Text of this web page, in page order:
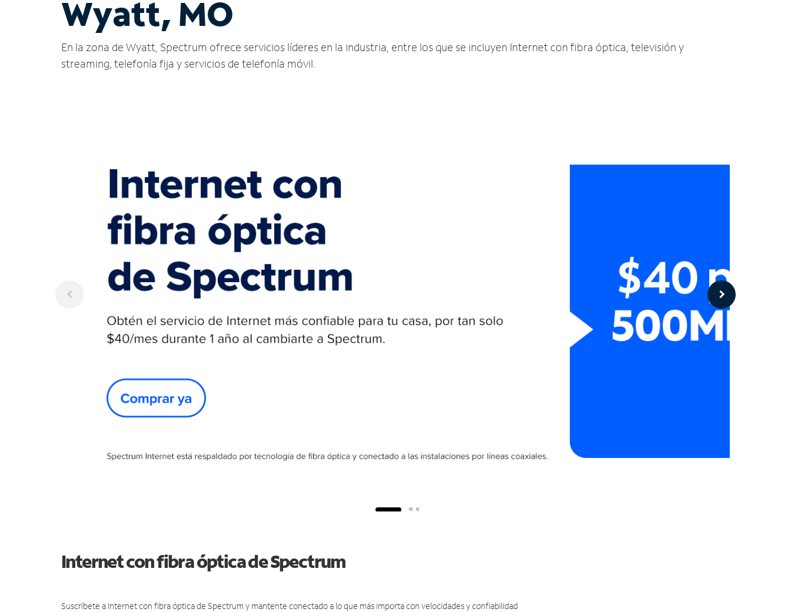
Wyatt, MO
En la zona de Wyatt, Spectrum ofrece servicios líderes en la industria, entre los que se incluyen Internet con fibra óptica, televisión y
streaming, telefonía fija y servicios de telefonía móvil.
Internet con fibra óptica de Spectrum
Suscríbete a Internet con fibra óptica de Spectrum y mantente conectado a lo que más importa con velocidades y confiabilidad